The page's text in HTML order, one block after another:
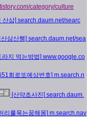
category/culture
산삼] search.daum.net/searc
삼산행] search.daum.net/sea
라지 먹는방법] www.google.co
회로또예상번호] m.search.n
[산약초사진] search.daum.
리를묵는꿈해몽] m.search.nav